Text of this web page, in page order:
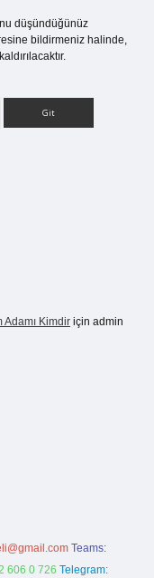
düşündüğünüz
bildirmeniz halinde,
Adamı Kimdir için admin
Teams:
606 0 726 Telegram: